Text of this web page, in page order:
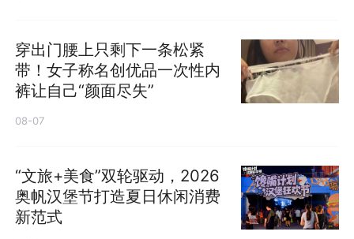
穿出门腰上只剩下一条松紧
带！女子称名创优品一次性内
裤让自己“颜面尽失”
08-07
“文旅+美食”双轮驱动，2026
奥帆汉堡节打造夏日休闲消费
新范式